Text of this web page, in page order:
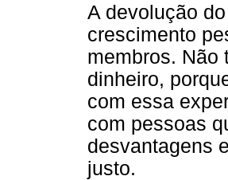
A devolução
crescimento
membros. Não
dinheiro,
com essa
com pessoas
desvantagens
justo.